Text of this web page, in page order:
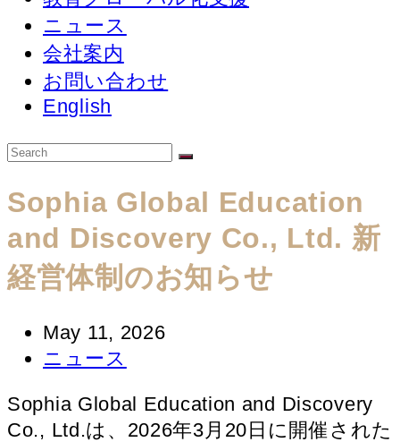
ニュース
会社案内
お問い合わせ
English
Sophia Global Education
and Discovery Co., Ltd. 新
経営体制のお知らせ
Post
published:
May 11, 2026
Post
ニュース
Sophia Global Education and Discovery
Co., Ltd.は、2026年3月20日に開催された